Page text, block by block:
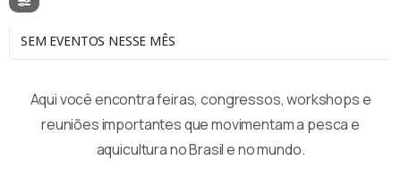
SEM EVENTOS NESSE MÊS
Aqui você encontra feiras, congressos, workshops e
reuniões importantes que movimentam a pesca e
aquicultura no Brasil e no mundo.